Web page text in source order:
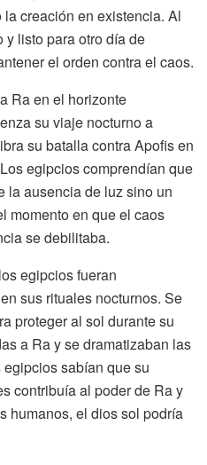
creación en existencia. Al
y listo para otro día de
el orden contra el caos.
Ra en el horizonte
su viaje nocturno a
su batalla contra Apofis en
egipcios comprendían que
la ausencia de luz sino un
momento en que el caos
se debilitaba.
egipcios fueran
sus rituales nocturnos. Se
proteger al sol durante su
a Ra y se dramatizaban las
sabían que su
contribuía al poder de Ra y
humanos, el dios sol podría